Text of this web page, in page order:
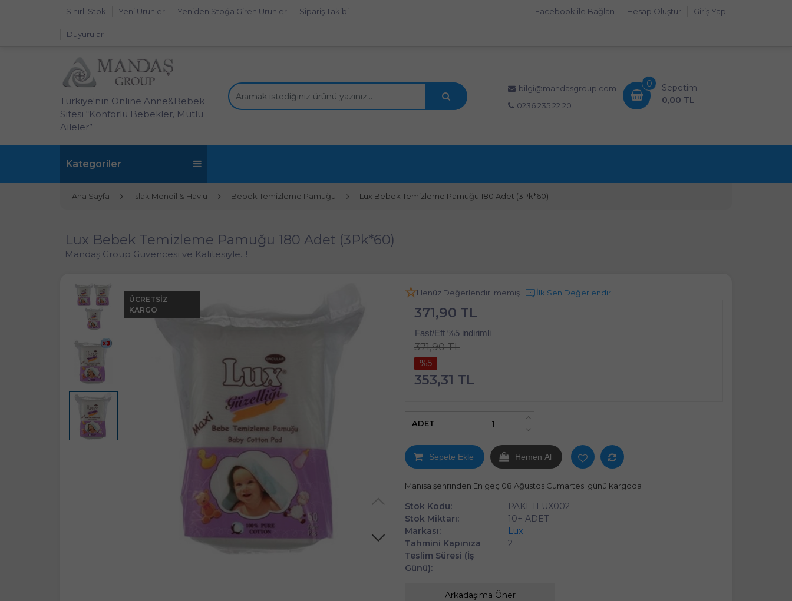
Sınırlı Stok Yeni Ürünler Yeniden Stoğa Giren Ürünler Sipariş Takibi
Duyurular
Giriş Yap
Hesap Oluştur
Facebook ile Bağlan
Türkiye'nin Online Anne&Bebek
Sitesi “Konforlu Bebekler, Mutlu
Aileler”
bilgi@mandasgroup.com
0236 235 22 20
0
Sepetim
0,00 TL
Kategoriler
Ana Sayfa Islak Mendil & Havlu Bebek Temizleme Pamuğu Lux Bebek Temizleme Pamuğu 180 Adet (3Pk*60)
Lux Bebek Temizleme Pamuğu 180 Adet (3Pk*60)
Mandaş Group Güvencesi ve Kalitesiyle...!
ÜCRETSIZ
KARGO
Henüz Değerlendirilmemiş İlk Sen Değerlendir
371,90 TL
Fast/Eft %5 indirimli
371,90 TL
%5
353,31 TL
+
ADET
Sepete Ekle Hemen Al
Manisa şehrinden En geç 08 Ağustos Cumartesi günü kargoda
Stok Kodu:
PAKETLÜX002
Stok Miktarı:
10+ ADET
Markası:
Lux
Tahmini Kapınıza
Teslim Süresi (İş
Günü):
2
Arkadaşıma Öner